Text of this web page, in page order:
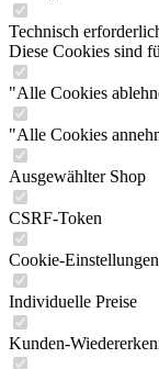
Technisch
Diese Cookies sind
"Alle Cookies
"Alle Cookies
Ausgewählter Shop
CSRF-Token
Cookie-Einstellungen
Individuelle Preise
Kunden-